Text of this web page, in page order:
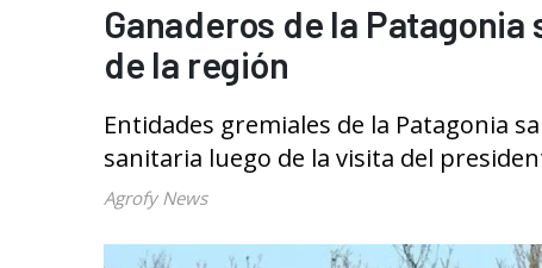
Ganaderos de la
de la región
Entidades gremiales de la Patagonia
sanitaria luego de la visita del
Agrofy News